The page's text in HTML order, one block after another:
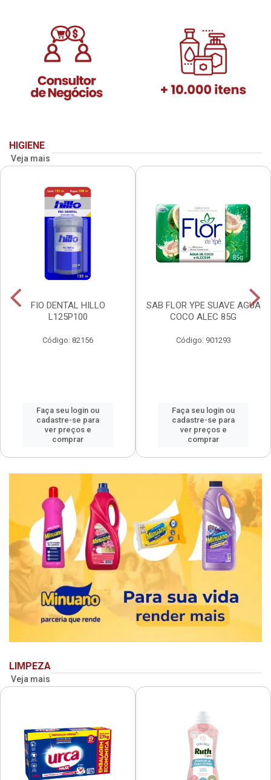
HIGIENE
Veja mais
FIO DENTAL HILLO
L125P100
Código: 82156
Faça seu login ou
cadastre-se para
ver preços e
comprar
SAB FLOR YPE SUAVE AGUA
COCO ALEC 85G
Código: 901293
Faça seu login ou
cadastre-se para
ver preços e
comprar
LIMPEZA
Veja mais